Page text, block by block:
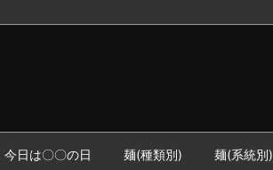
今日は〇〇の日 麺(種類別) 麺(系統別)